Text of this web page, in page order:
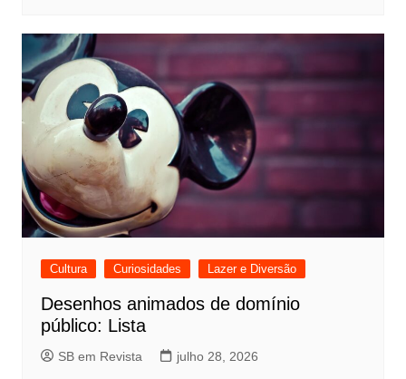
Cultura Curiosidades Lazer e Diversão
Desenhos animados de domínio
público: Lista
SB em Revista julho 28, 2026